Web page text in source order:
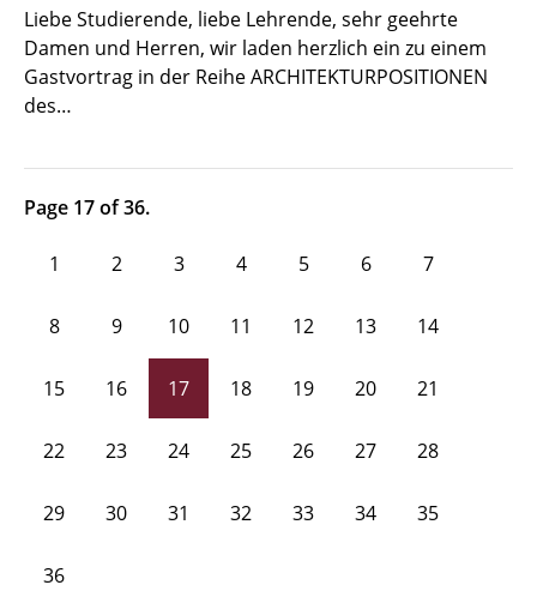
Liebe Studierende, liebe Lehrende, sehr geehrte
Damen und Herren, wir laden herzlich ein zu einem
Gastvortrag in der Reihe ARCHITEKTURPOSITIONEN
des…
Page 17 of 36.
1 2 3 4 5 6 7
8 9 10 11 12 13 14
15 16 17 18 19 20 21
22 23 24 25 26 27 28
29 30 31 32 33 34 35
36